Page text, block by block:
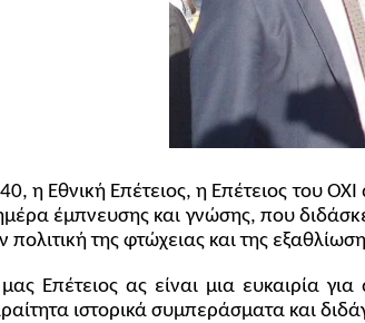
η Εθνική Επέτειος, η Επέτειος του
έμπνευσης και γνώσης, που
πολιτική της φτώχειας και της
Επέτειος ας είναι μια ευκαιρία
ιστορικά συμπεράσματα και